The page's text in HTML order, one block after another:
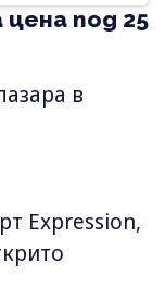
под 25
в
Expression,